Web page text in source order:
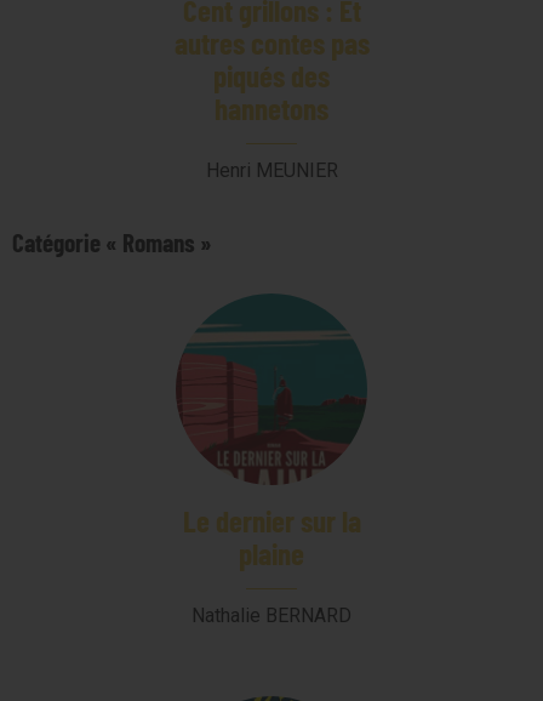
Cent grillons : Et
autres contes pas
piqués des
hannetons
Henri MEUNIER
Catégorie « Romans »
Le dernier sur la
plaine
Nathalie BERNARD